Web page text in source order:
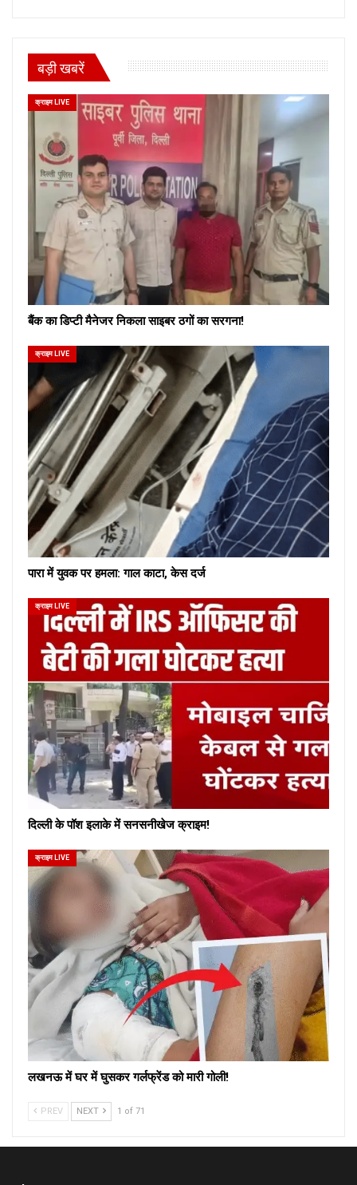
बड़ी खबरें
क्राइम LIVE
बैंक का डिप्टी मैनेजर निकला साइबर ठगों का सरगना!
क्राइम LIVE
पारा में युवक पर हमला: गाल काटा, केस दर्ज
क्राइम LIVE
दिल्ली के पॉश इलाके में सनसनीखेज क्राइम!
क्राइम LIVE
लखनऊ में घर में घुसकर गर्लफ्रेंड को मारी गोली!
PREV NEXT 1 of 71